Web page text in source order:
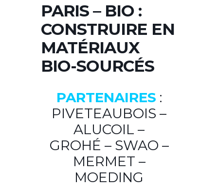
PARIS – BIO :
CONSTRUIRE EN
MATÉRIAUX
BIO-SOURCÉS
PARTENAIRES :
PIVETEAUBOIS –
ALUCOIL –
GROHÉ – SWAO –
MERMET –
MOEDING